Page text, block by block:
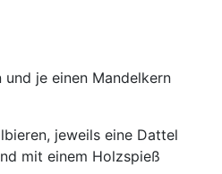
je einen Mandelkern
jeweils eine Dattel
mit einem Holzspieß